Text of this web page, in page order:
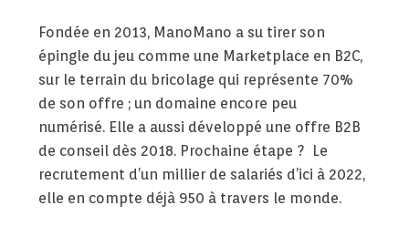
Fondée en 2013, ManoMano a su tirer son
épingle du jeu comme une Marketplace en B2C,
sur le terrain du bricolage qui représente 70%
de son offre ; un domaine encore peu
numérisé. Elle a aussi développé une offre B2B
de conseil dès 2018. Prochaine étape ? Le
recrutement d’un millier de salariés d’ici à 2022,
elle en compte déjà 950 à travers le monde.